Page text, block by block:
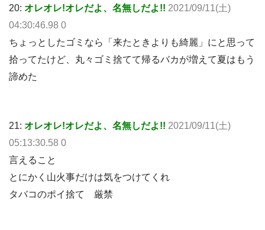
20: オレオレ!オレだよ、名無しだよ!! 2021/09/11(土)
04:30:46.98 0
ちょっとしたゴミなら「来たときよりも綺麗」にと思って
拾ってたけど、丸々ゴミ捨てて帰るバカが増えて夏はもう
諦めた
21: オレオレ!オレだよ、名無しだよ!! 2021/09/11(土)
05:13:30.58 0
言えること
とにかく山火事だけは気をつけてくれ
タバコのポイ捨て 厳禁